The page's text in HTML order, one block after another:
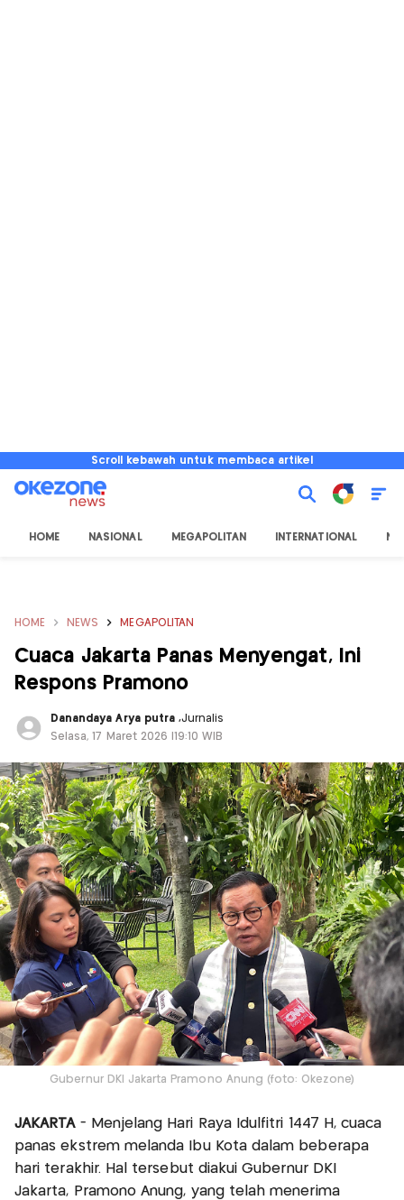
Scroll kebawah untuk membaca artikel
HOME NASIONAL MEGAPOLITAN INTERNATIONAL
HOME NEWS MEGAPOLITAN
Cuaca Jakarta Panas Menyengat, Ini
Respons Pramono
Danandaya Arya putra,Jurnalis
Selasa, 17 Maret 2026 |19:10 WIB
Gubernur DKI Jakarta Pramono Anung (foto: Okezone)
JAKARTA - Menjelang Hari Raya Idulfitri 1447 H, cuaca
panas ekstrem melanda Ibu Kota dalam beberapa
hari terakhir. Hal tersebut diakui Gubernur DKI
Jakarta, Pramono Anung, yang telah menerima